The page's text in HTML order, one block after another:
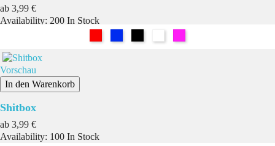
ab Preis
3,99 €
Availability: 200 In Stock
Vorschau
In den Warenkorb
Shitbox
ab Preis
3,99 €
Availability: 100 In Stock